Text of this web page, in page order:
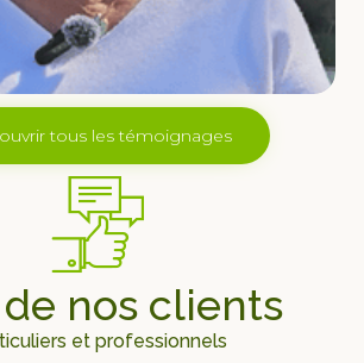
tous les témoignages
nos clients
et professionnels